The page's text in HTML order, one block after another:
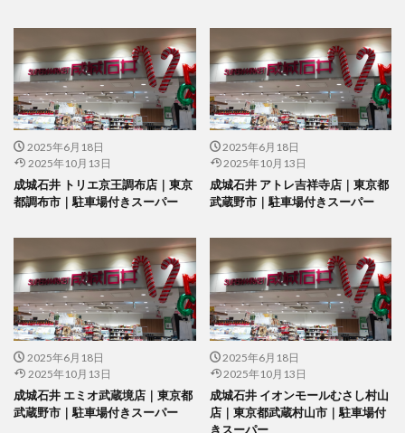
2025年6月18日
2025年10月13日
成城石井 トリエ京王調布店｜東京
都調布市｜駐車場付きスーパー
2025年6月18日
2025年10月13日
成城石井 アトレ吉祥寺店｜東京都
武蔵野市｜駐車場付きスーパー
2025年6月18日
2025年10月13日
成城石井 エミオ武蔵境店｜東京都
武蔵野市｜駐車場付きスーパー
2025年6月18日
2025年10月13日
成城石井 イオンモールむさし村山
店｜東京都武蔵村山市｜駐車場付
きスーパー